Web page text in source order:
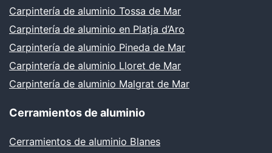
Carpintería de aluminio Tossa de Mar
Carpintería de aluminio en Platja d’Aro
Carpintería de aluminio Pineda de Mar
Carpintería de aluminio Lloret de Mar
Carpintería de aluminio Malgrat de Mar
Cerramientos de aluminio
Cerramientos de aluminio Blanes